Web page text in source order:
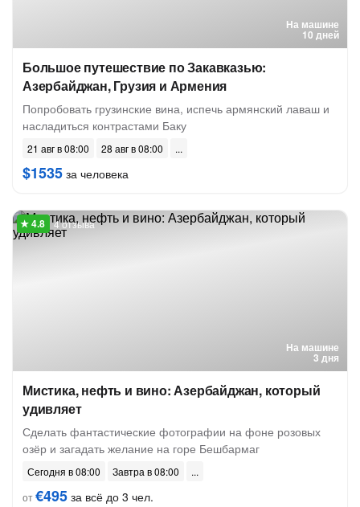
На машине
10 дней
Большое путешествие по Закавказью:
Азербайджан, Грузия и Армения
Попробовать грузинские вина, испечь армянский лаваш и
насладиться контрастами Баку
21 авг в 08:00 28 авг в 08:00
$1535 за человека
На машине
3 дня
4 отзыва
Мистика, нефть и вино: Азербайджан, который
удивляет
Сделать фантастические фотографии на фоне розовых
озёр и загадать желание на горе Бешбармаг
Сегодня в 08:00
Завтра в 08:00
от€495 за всё до 3 чел.